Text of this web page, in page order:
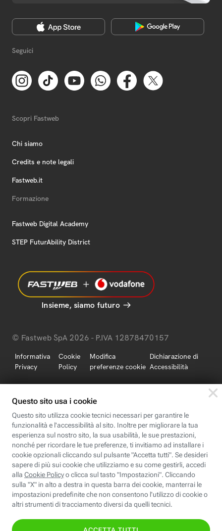
Seguici
Scopri Fastweb
Chi siamo
Credits e note legali
Fastweb.it
Formazione
Fastweb Digital Academy
STEP FuturAbility District
Insieme, siamo futuro
© Fastweb SpA 2026 - P.IVA 12878470157
Informativa
Privacy
Cookie
Policy
Modifica
preferenze cookie
Dichiarazione di
Accessibilità